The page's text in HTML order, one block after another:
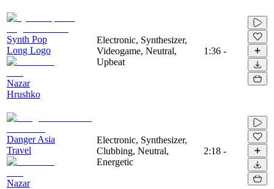
Synth Pop
Long Logo
Nazar
Hrushko
Electronic, Synthesizer,
Videogame, Neutral,
Upbeat
1:36 -
Danger Asia
Travel
Nazar
Electronic, Synthesizer,
Clubbing, Neutral,
Energetic
2:18 -